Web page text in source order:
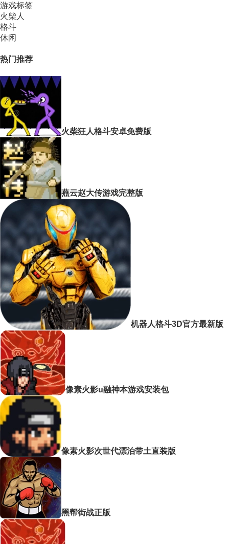
游戏标签
火柴人
格斗
休闲
热门推荐
火柴狂人格斗安卓免费版
燕云赵大传游戏完整版
机器人格斗3D官方最新版
像素火影u融神本游戏安装包
像素火影次世代漂泊带土直装版
黑帮街战正版